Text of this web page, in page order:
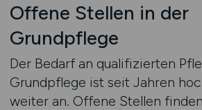
Offene Stellen in der
Grundpflege
Der Bedarf an qualifizierten
Grundpflege ist seit Jahren
weiter an. Offene Stellen